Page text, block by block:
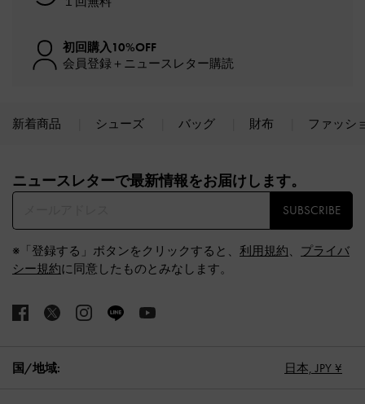
初回購入10%OFF
会員登録＋ニュースレター購読
新着商品 シューズ バッグ 財布 ファッシ
ニュースレターで最新情報をお届けします。​
SUBSCRIBE
※「登録する」ボタンをクリックすると、 利用規約、 プライバ
シー規約に同意したものとみなします。
国/地域: 日本, JPY ¥